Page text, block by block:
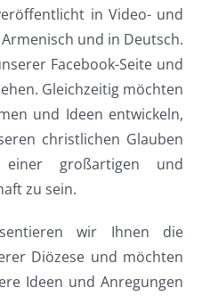
in Video- und
und in Deutsch.
Facebook-Seite und
Gleichzeitig möchten
und Ideen entwickeln,
christlichen Glauben
großartigen und
zu sein.
wir Ihnen die
Diözese und möchten
Ideen und Anregungen